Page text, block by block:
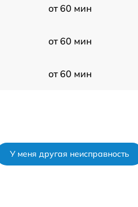
от 60 мин
от 60 мин
от 60 мин
У меня другая неисправность